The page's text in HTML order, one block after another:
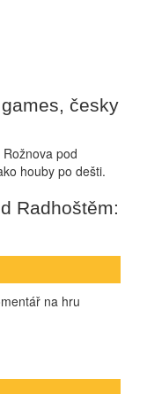
česky
pod
houby po dešti.
Radhoštěm:
na hru